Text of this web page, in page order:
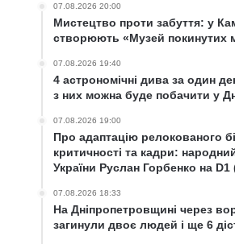
07.08.2026 20:00
Мистецтво проти забуття: у
створюють «Музей покинутих
07.08.2026 19:40
4 астрономічні дива за один
з них можна буде побачити у
07.08.2026 19:00
Про адаптацію релокованого
критичності та кадри:
України Руслан Горбенко на D1
07.08.2026 18:33
На Дніпропетровщині через
загинули двоє людей і ще 6